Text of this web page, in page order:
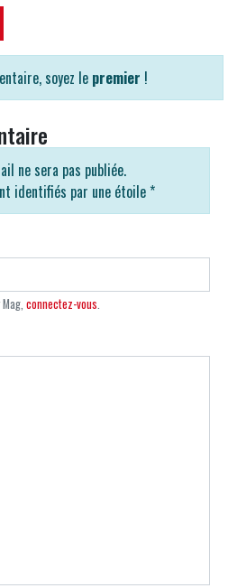
soyez le premier !
ne sera pas publiée.
identifiés par une étoile *
connectez-vous.